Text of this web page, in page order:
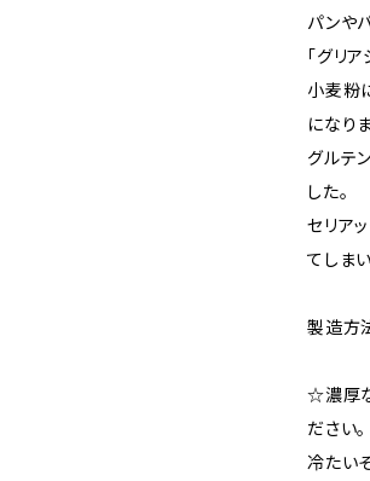
パンや
「グリ
小麦粉
になりま
グルテ
した。
セリア
てしま
製造方
☆濃厚
ださい。
冷たい